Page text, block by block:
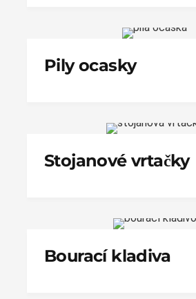
Pily ocasky
Stojanové vrtačky
Bourací kladiva